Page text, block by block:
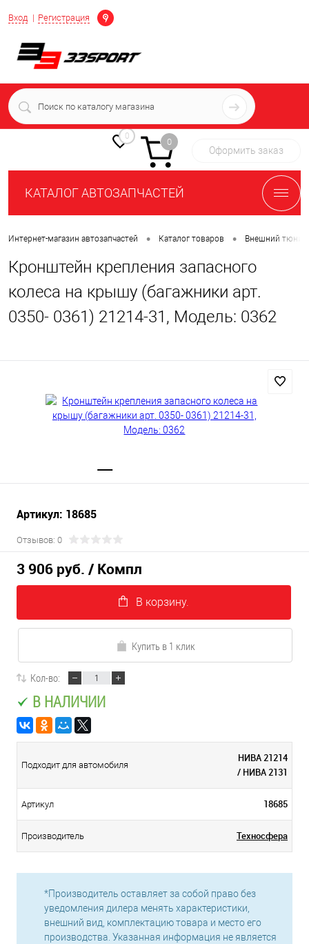
Вход Регистрация
Определение
+7 (939) 716-10-06
пн-пт 7:00-16:00 МСК
0
0
Оформить заказ
КАТАЛОГ АВТОЗАПЧАСТЕЙ
Интернет-магазин автозапчастей • Каталог товаров • Внешний
Кронштейн крепления запасного
колеса на крышу (багажники арт.
0350- 0361) 21214-31, Модель: 0362
Артикул: 18685
Отзывов: 0
3 906 руб. / Компл
В корзину.
Купить в 1 клик
Кол-во:
В НАЛИЧИИ
Подходит для автомобиля
НИВА 21214
/ НИВА 2131
Артикул 18685
Производитель Техносфера
*Производитель оставляет за собой право без
уведомления дилера менять характеристики,
внешний вид, комплектацию товара и место его
производства. Указанная информация не является